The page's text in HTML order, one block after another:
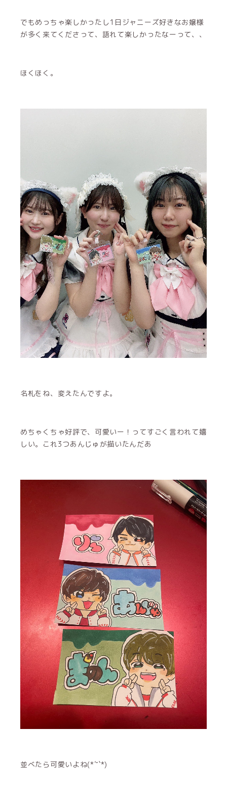
でもめっちゃ楽しかったし1日ジャニーズ好きなお嬢様
が多く来てくださって、語れて楽しかったなーって、、
ほくほく。
名札をね、変えたんですよ。
めちゃくちゃ好評で、可愛いー！ってすごく言われて嬉
しい。これ3つあんじゅが描いたんだあ
並べたら可愛いよね(*´˘`*)